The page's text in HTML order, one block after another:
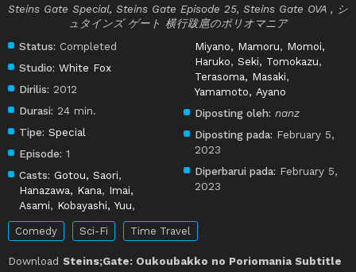
Steins Gate Special, Steins Gate Episode 25, Steins Gate OVA , シ
ュタインズ ゲート 横行跋扈のポリオマニア
Status: Completed
Studio: White Fox
Dirilis: 2012
Durasi: 24 min.
Tipe: Special
Episode: 1
Casts: Gotou, Saori,
Hanazawa, Kana, Imai,
Asami, Kobayashi, Yuu,
Miyano, Mamoru, Momoi,
Haruko,Seki, Tomokazu,
Terasoma, Masaki,
Yamamoto, Ayano
Diposting oleh: nanz
Diposting pada: February 5,
2023
Diperbarui pada: February 5,
2023
Comedy Sci-Fi Time Travel
Download Steins;Gate: Oukoubakko no Poriomania Subtitle